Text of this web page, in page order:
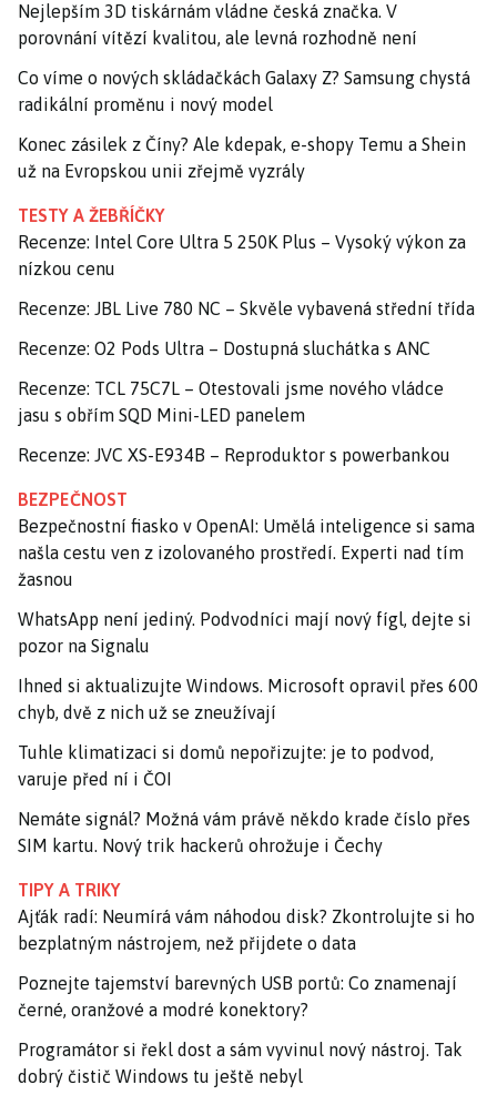
Nejlepším 3D tiskárnám vládne česká značka. V
porovnání vítězí kvalitou, ale levná rozhodně není
Co víme o nových skládačkách Galaxy Z? Samsung chystá
radikální proměnu i nový model
Konec zásilek z Číny? Ale kdepak, e-shopy Temu a Shein
už na Evropskou unii zřejmě vyzrály
TESTY A ŽEBŘÍČKY
Recenze: Intel Core Ultra 5 250K Plus – Vysoký výkon za
nízkou cenu
Recenze: JBL Live 780 NC – Skvěle vybavená střední třída
Recenze: O2 Pods Ultra – Dostupná sluchátka s ANC
Recenze: TCL 75C7L – Otestovali jsme nového vládce
jasu s obřím SQD Mini-LED panelem
Recenze: JVC XS-E934B – Reproduktor s powerbankou
BEZPEČNOST
Bezpečnostní fiasko v OpenAI: Umělá inteligence si sama
našla cestu ven z izolovaného prostředí. Experti nad tím
žasnou
WhatsApp není jediný. Podvodníci mají nový fígl, dejte si
pozor na Signalu
Ihned si aktualizujte Windows. Microsoft opravil přes 600
chyb, dvě z nich už se zneužívají
Tuhle klimatizaci si domů nepořizujte: je to podvod,
varuje před ní i ČOI
Nemáte signál? Možná vám právě někdo krade číslo přes
SIM kartu. Nový trik hackerů ohrožuje i Čechy
TIPY A TRIKY
Ajťák radí: Neumírá vám náhodou disk? Zkontrolujte si ho
bezplatným nástrojem, než přijdete o data
Poznejte tajemství barevných USB portů: Co znamenají
černé, oranžové a modré konektory?
Programátor si řekl dost a sám vyvinul nový nástroj. Tak
dobrý čistič Windows tu ještě nebyl